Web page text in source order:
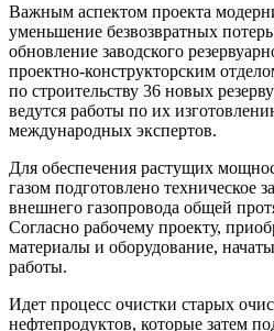
Важным аспектом проекта
уменьшение безвозвратных
обновление заводского
проектно-конструкторским
по строительству 36 новых
ведутся работы по их
международных экспертов.
Для обеспечения растущих
газом подготовлено техническое
внешнего газопровода общей
Согласно рабочему проекту,
материалы и оборудование,
работы.
Идет процесс очистки старых
нефтепродуктов, которые затем